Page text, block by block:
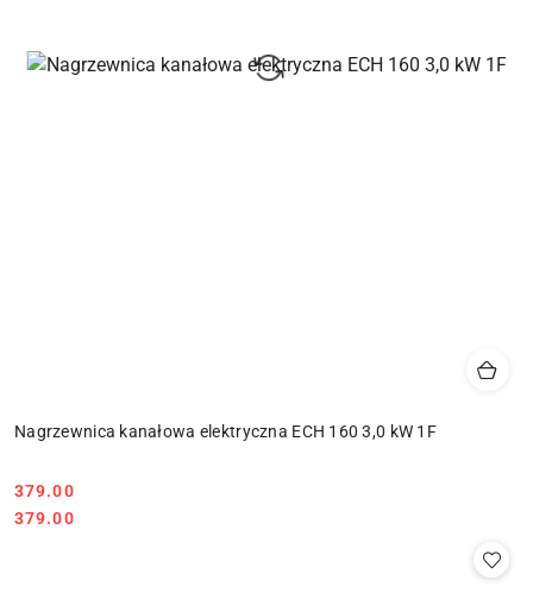
Nagrzewnica kanałowa elektryczna ECH 160 3,0 kW 1F
Cena:
379.00
Cena:
379.00